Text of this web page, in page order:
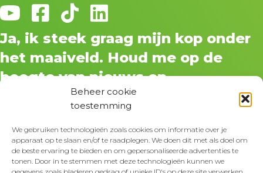
Beheer cookie
toestemming
We gebruiken technologieën zoals cookies om informatie over je
apparaat op te slaan en/of te raadplegen. We doen dit met als doel om
de beste ervaring te bieden en om gepersonaliseerde advertenties te
tonen. Door in te stemmen met deze technologieën kunnen we
Ja, ik steek graag mijn kop onder
het maaiveld. Houd me op de
hoogte van nieuws en
ontwikkelingen.